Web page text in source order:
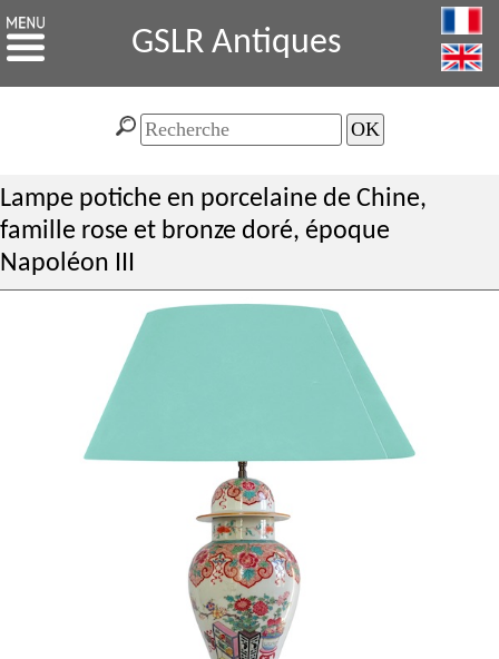
GSLR Antiques
Lampe potiche en porcelaine de Chine,
famille rose et bronze doré, époque
Napoléon III